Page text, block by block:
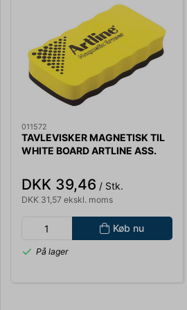
011572
TAVLEVISKER MAGNETISK TIL
WHITE BOARD ARTLINE ASS.
DKK 39,46 / Stk.
DKK 31,57 ekskl. moms
Køb nu
På lager